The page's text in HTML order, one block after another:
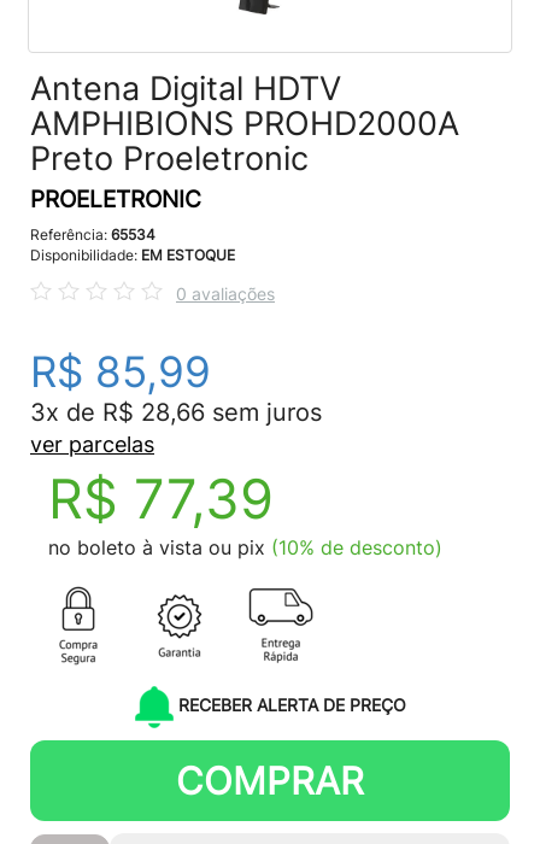
Antena Digital HDTV
AMPHIBIONS PROHD2000A
Preto Proeletronic
PROELETRONIC
Referência: 65534
Disponibilidade: EM ESTOQUE
0 avaliações
R$ 85,99
3x de R$ 28,66 sem juros
ver parcelas
R$ 77,39
no boleto à vista ou pix (10% de desconto)
RECEBER ALERTA DE PREÇO
COMPRAR